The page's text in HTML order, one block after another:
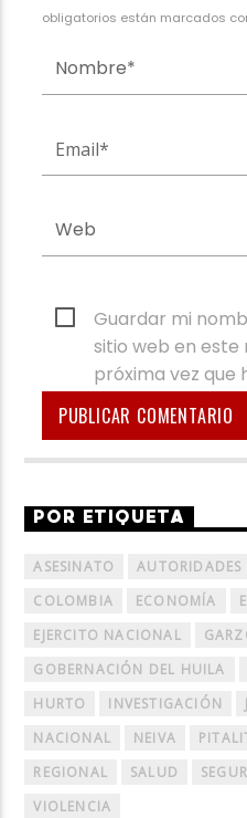
obligatorios están marcados
Guardar mi
sitio web en
próxima vez que
POR ETIQUETA
ASESINATO AUTORIDADES
COLOMBIA
ECONOMÍA
EJERCITO NACIONAL
GOBERNACIÓN DEL HUILA
HURTO
INVESTIGACIÓN
NACIONAL
NEIVA
REGIONAL
SALUD
VIOLENCIA